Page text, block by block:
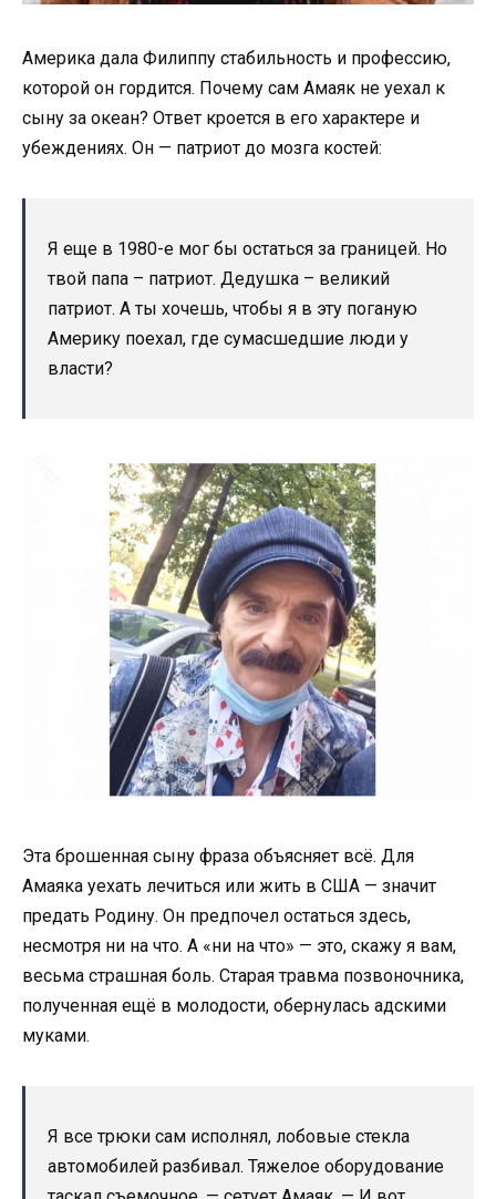
Америка дала Филиппу стабильность и профессию,
которой он гордится. Почему сам Амаяк не уехал к
сыну за океан? Ответ кроется в его характере и
убеждениях. Он — патриот до мозга костей:
Я еще в 1980-е мог бы остаться за границей. Но
твой папа – патриот. Дедушка – великий
патриот. А ты хочешь, чтобы я в эту поганую
Америку поехал, где сумасшедшие люди у
власти?
Эта брошенная сыну фраза объясняет всё. Для
Амаяка уехать лечиться или жить в США — значит
предать Родину. Он предпочел остаться здесь,
несмотря ни на что. А «ни на что» — это, скажу я вам,
весьма страшная боль. Старая травма позвоночника,
полученная ещё в молодости, обернулась адскими
муками.
Я все трюки сам исполнял, лобовые стекла
автомобилей разбивал. Тяжелое оборудование